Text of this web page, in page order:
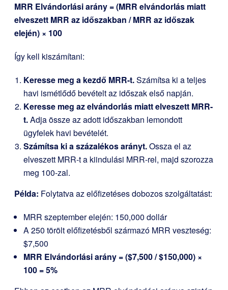
MRR Elvándorlási arány = (MRR elvándorlás miatt
elveszett MRR az időszakban / MRR az időszak
elején) × 100
Így kell kiszámítani:
Keresse meg a kezdő MRR-t.Számítsa ki a teljes
havi ismétlődő bevételt az időszak első napján.
Keresse meg az elvándorlás miatt elveszett MRR-
t.Adja össze az adott időszakban lemondott
ügyfelek havi bevételét.
Számítsa ki a százalékos arányt.Ossza el az
elveszett MRR-t a kiindulási MRR-rel, majd szorozza
meg 100-zal.
Példa: Folytatva az előfizetéses dobozos szolgáltatást:
MRR szeptember elején: 150,000 dollár
A 250 törölt előfizetésből származó MRR veszteség:
$7,500
MRR Elvándorlási arány = ($7,500 / $150,000) ×
100 = 5%